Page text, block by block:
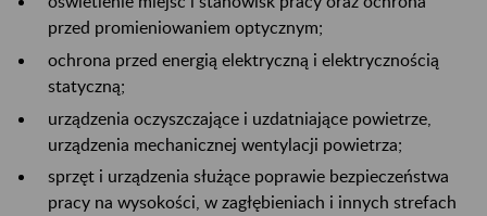
przed promieniowaniem optycznym;
ochrona przed energią elektryczną i elektrycznością
statyczną;
urządzenia oczyszczające i uzdatniające powietrze,
urządzenia mechanicznej wentylacji powietrza;
sprzęt i urządzenia służące poprawie bezpieczeństwa
pracy na wysokości, w zagłębieniach i innych strefach